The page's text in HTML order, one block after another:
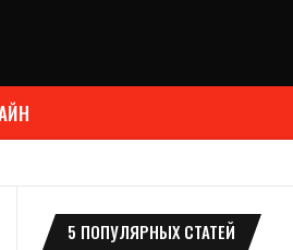
5 ПОПУЛЯРНЫХ СТАТЕЙ